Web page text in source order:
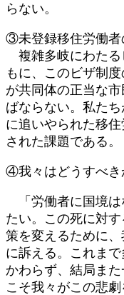
らない。
③未登録移住労働者
複雑多岐にわたる
もに、このビザ制
が共同体の正当な
ばならない。私た
に追いやられた移
された課題である。
④我々はどうすべき
「労働者に国境は
たい。この死に対
策を変えるために
に訴える。これま
かわらず、結局ま
こそ我々がこの悲